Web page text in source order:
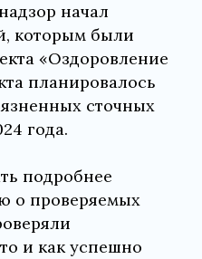
начал
которым были
«Оздоровление
планировалось
сточных
года.
подробнее
о проверяемых
и как успешно